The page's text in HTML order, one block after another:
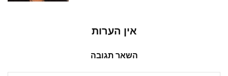
אין הערות
השאר תגובה